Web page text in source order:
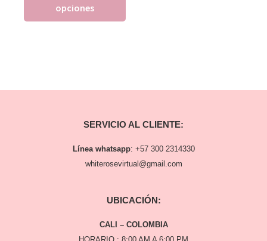
opciones
SERVICIO AL CLIENTE:
Línea whatsapp: +57 300 2314330
whiterosevirtual@gmail.com
UBICACIÓN:
CALI – COLOMBIA